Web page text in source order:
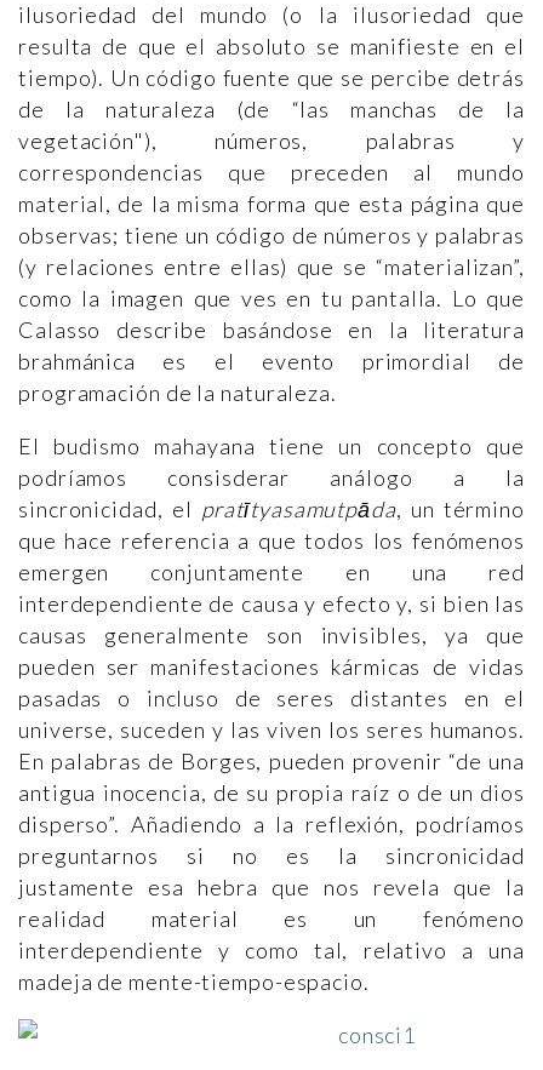
ilusoriedad del mundo (o la ilusoriedad que
resulta de que el absoluto se manifieste en el
tiempo). Un código fuente que se percibe detrás
de la naturaleza (de “las manchas de la
vegetación"), números, palabras y
correspondencias que preceden al mundo
material, de la misma forma que esta página que
observas; tiene un código de números y palabras
(y relaciones entre ellas) que se “materializan”,
como la imagen que ves en tu pantalla. Lo que
Calasso describe basándose en la literatura
brahmánica es el evento primordial de
programación de la naturaleza.
El budismo mahayana tiene un concepto que
podríamos consisderar análogo a la
sincronicidad, el pratītyasamutpāda, un término
que hace referencia a que todos los fenómenos
emergen conjuntamente en una red
interdependiente de causa y efecto y, si bien las
causas generalmente son invisibles, ya que
pueden ser manifestaciones kármicas de vidas
pasadas o incluso de seres distantes en el
universe, suceden y las viven los seres humanos.
En palabras de Borges, pueden provenir “de una
antigua inocencia, de su propia raíz o de un dios
disperso”. Añadiendo a la reflexión, podríamos
preguntarnos si no es la sincronicidad
justamente esa hebra que nos revela que la
realidad material es un fenómeno
interdependiente y como tal, relativo a una
madeja de mente-tiempo-espacio.